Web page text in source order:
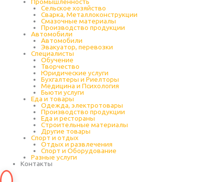
Cельское хозяйство
Сварка, Металлоконструкции
Cмазочные материалы
Производство продукции
Автомобили
Автомобили
Эвакуатор, перевозки
Специалисты
Обучение
Творчество
Юридические услуги
Бухгалтеры и Риелторы
Медицина и Психология
Бьюти услуги
Еда и товары
Одежда, электротовары
Производство продукции
Еда и рестораны
Строительные материалы
Другие товары
Спорт и отдых
Отдых и развлечения
Спорт и Оборудование
Разные услуги
Контакты